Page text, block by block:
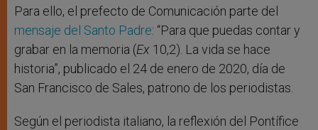
Para ello, el prefecto de Comunicación parte del
mensaje del Santo Padre: “Para que puedas contar y
grabar en la memoria (Ex 10,2). La vida se hace
historia”, publicado el 24 de enero de 2020, día de
San Francisco de Sales, patrono de los periodistas.
Según el periodista italiano, la reflexión del Pontífice